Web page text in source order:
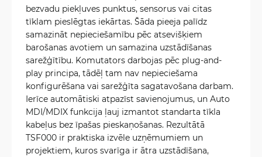
bezvadu piekļuves punktus, sensorus vai citas
tīklam pieslēgtas iekārtas. Šāda pieeja palīdz
samazināt nepieciešamību pēc atsevišķiem
barošanas avotiem un samazina uzstādīšanas
sarežģītību. Komutators darbojas pēc plug-and-
play principa, tādēļ tam nav nepieciešama
konfigurēšana vai sarežģīta sagatavošana darbam.
Ierīce automātiski atpazīst savienojumus, un Auto
MDI/MDIX funkcija ļauj izmantot standarta tīkla
kabeļus bez īpašas pieskaņošanas. Rezultātā
TSF000 ir praktiska izvēle uzņēmumiem un
projektiem, kuros svarīga ir ātra uzstādīšana,